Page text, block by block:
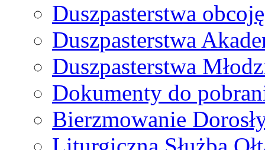
Duszpasterstwa
Duszpasterstwa
Duszpasterstwa
Dokumenty do
Bierzmowanie